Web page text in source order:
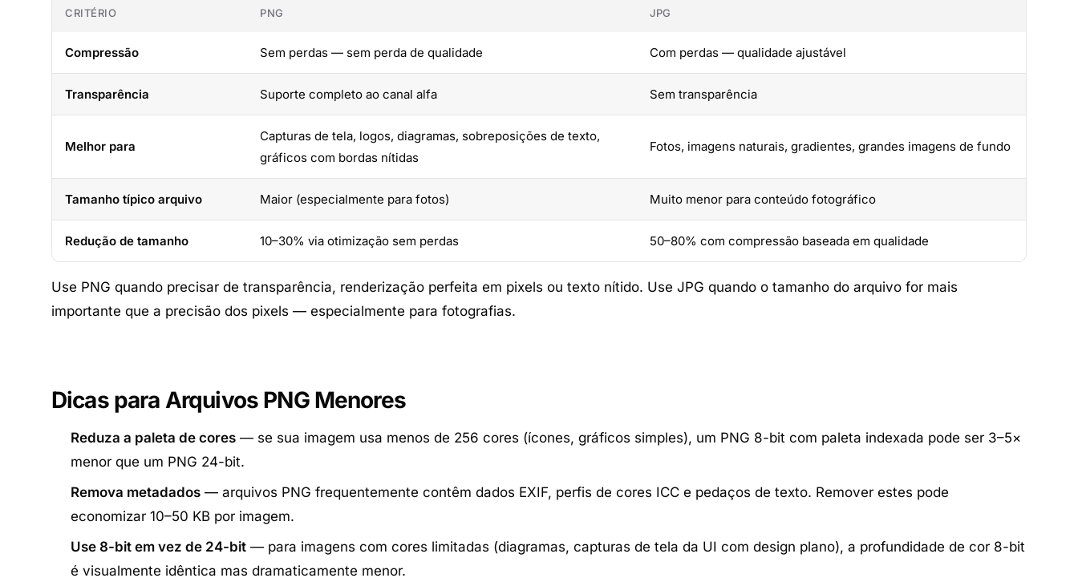
CRITÉRIO PNG JPG
Compressão Sem perdas — sem perda de qualidade Com perdas — qualidade ajustável
Transparência Suporte completo ao canal alfa Sem transparência
Melhor para
Capturas de tela, logos, diagramas, sobreposições de texto,
gráficos com bordas nítidas
Fotos, imagens naturais, gradientes, grandes imagens de fundo
Tamanho típico arquivo Maior (especialmente para fotos) Muito menor para conteúdo fotográfico
Redução de tamanho 10–30% via otimização sem perdas 50–80% com compressão baseada em qualidade
Use PNG quando precisar de transparência, renderização perfeita em pixels ou texto nítido. Use JPG quando o tamanho do arquivo for mais
importante que a precisão dos pixels — especialmente para fotografias.
Dicas para Arquivos PNG Menores
Reduza a paleta de cores — se sua imagem usa menos de 256 cores (ícones, gráficos simples), um PNG 8-bit com paleta indexada pode ser 3–5×
menor que um PNG 24-bit.
Remova metadados — arquivos PNG frequentemente contêm dados EXIF, perfis de cores ICC e pedaços de texto. Remover estes pode
economizar 10–50 KB por imagem.
Use 8-bit em vez de 24-bit — para imagens com cores limitadas (diagramas, capturas de tela da UI com design plano), a profundidade de cor 8-bit
é visualmente idêntica mas dramaticamente menor.